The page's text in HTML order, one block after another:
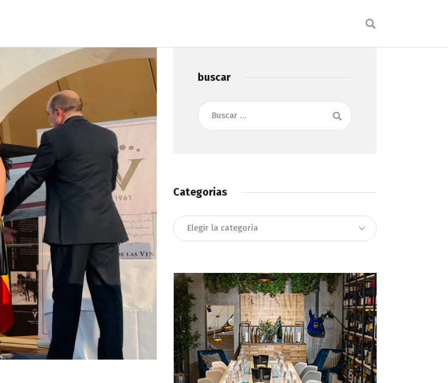
buscar
Buscar:
Categorias
Categorias